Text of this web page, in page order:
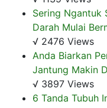
Sering Ngantuk
Darah Mulai
√ 2476 Views
Anda Biarkan
Jantung Makin
√ 3897 Views
6 Tanda Tubuh